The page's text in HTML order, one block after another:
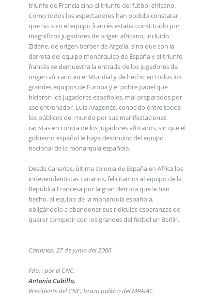
triunfo de Francia sino el triunfo del fútbol africano.
Como todos los espectadores han podido constatar
que no solo el equipo francés estaba constituido por
magníficos jugadores de origen africano, incluido
Zidane, de origen berber de Argelia, sino que con la
derrota del equipo monárquico de España y el triunfo
francés se demuestra la entrada de los jugadores de
origen africano en el Mundial y de hecho en todos los
grandes equipos de Europa y el pobre papel que
hicieron los jugadores españoles, mal preparados por
ese entrenador, Luis Aragonés, conocido entre todos
los públicos del mundo por sus manifestaciones
racistas en contra de los jugadores africanos, sin que el
gobierno español le haya destituido del equipo
nacional de la monarquía española.
Desde Canarias, última colonia de España en Africa los
independentistas canarios, felicitamos al equipo de la
Repúblca Francesa por la gran derrota que le han
hecho, al equipo de la monarquía española,
obligándolo a abandonar sus ridículas esperanzas de
querer competir con los grandes del fútbol en Berlín.
Canarias, 27 de junio del 2006
Fdo. : por el CNC,
Antonio Cubillo,
Presidente del CNC, brazo político del MPAIAC.